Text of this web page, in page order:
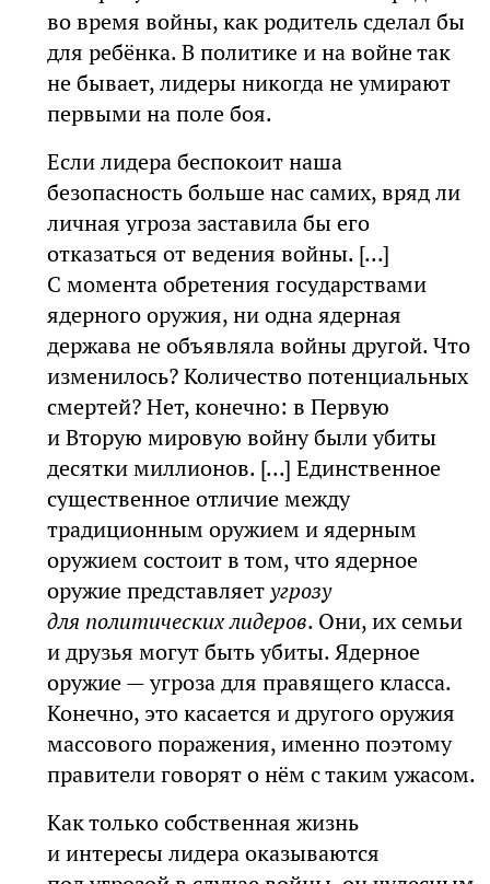
во время войны, как родитель сделал бы
для ребёнка. В политике и на войне так
не бывает, лидеры никогда не умирают
первыми на поле боя.
Если лидера беспокоит наша
безопасность больше нас самих, вряд ли
личная угроза заставила бы его
отказаться от ведения войны. [...]
С момента обретения государствами
ядерного оружия, ни одна ядерная
держава не объявляла войны другой. Что
изменилось? Количество потенциальных
смертей? Нет, конечно: в Первую
и Вторую мировую войну были убиты
десятки миллионов. [...] Единственное
существенное отличие между
традиционным оружием и ядерным
оружием состоит в том, что ядерное
оружие представляетугрозу
для политических лидеров. Они, их семьи
и друзья могут быть убиты. Ядерное
оружие — угроза для правящего класса.
Конечно, это касается и другого оружия
массового поражения, именно поэтому
правители говорят о нём с таким ужасом.
Как только собственная жизнь
и интересы лидера оказываются